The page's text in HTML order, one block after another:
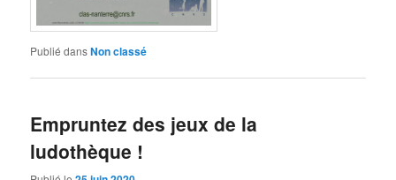
Publié dansNon classé
Empruntez des jeux de la
ludothèque !